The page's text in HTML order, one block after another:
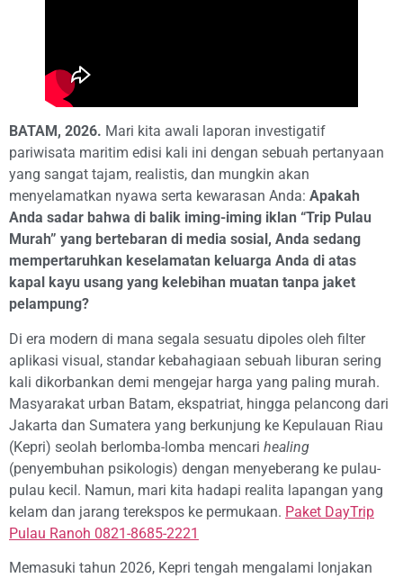
BATAM, 2026. Mari kita awali laporan investigatif
pariwisata maritim edisi kali ini dengan sebuah pertanyaan
yang sangat tajam, realistis, dan mungkin akan
menyelamatkan nyawa serta kewarasan Anda: Apakah
Anda sadar bahwa di balik iming-iming iklan “Trip Pulau
Murah” yang bertebaran di media sosial, Anda sedang
mempertaruhkan keselamatan keluarga Anda di atas
kapal kayu usang yang kelebihan muatan tanpa jaket
pelampung?
Di era modern di mana segala sesuatu dipoles oleh filter
aplikasi visual, standar kebahagiaan sebuah liburan sering
kali dikorbankan demi mengejar harga yang paling murah.
Masyarakat urban Batam, ekspatriat, hingga pelancong dari
Jakarta dan Sumatera yang berkunjung ke Kepulauan Riau
(Kepri) seolah berlomba-lomba mencari healing
(penyembuhan psikologis) dengan menyeberang ke pulau-
pulau kecil. Namun, mari kita hadapi realita lapangan yang
kelam dan jarang terekspos ke permukaan. Paket DayTrip
Pulau Ranoh 0821-8685-2221
Memasuki tahun 2026, Kepri tengah mengalami lonjakan